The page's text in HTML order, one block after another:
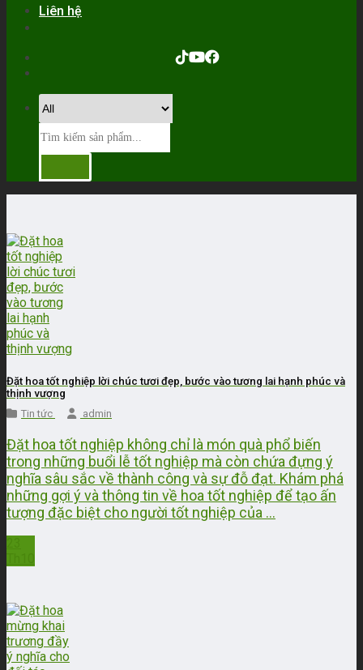
Liên hệ
Đặt hoa tốt nghiệp lời chúc tươi đẹp, bước vào tương lai hạnh phúc và
thịnh vượng
Tin tức
admin
Đặt hoa tốt nghiệp không chỉ là món quà phổ biến
trong những buổi lễ tốt nghiệp mà còn chứa đựng ý
nghĩa sâu sắc về thành công và sự đỗ đạt. Khám phá
những gợi ý và thông tin về hoa tốt nghiệp để tạo ấn
tượng đặc biệt cho người tốt nghiệp của ...